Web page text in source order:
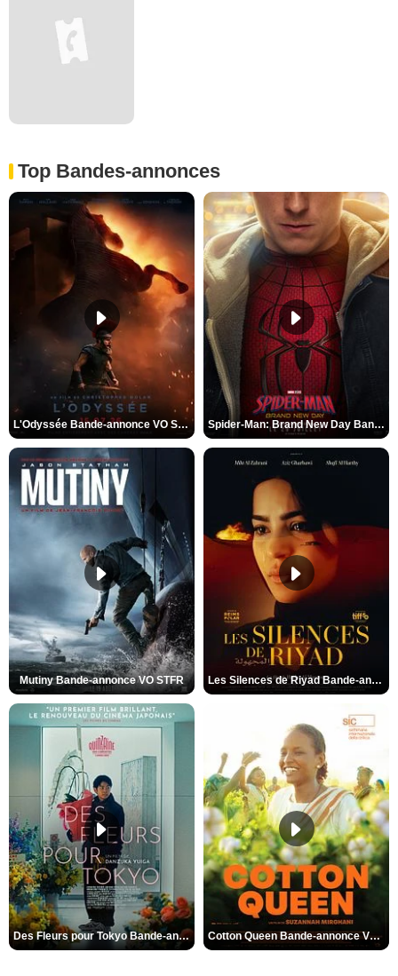
Top Bandes-annonces
L'Odyssée Bande-annonce VO STFR Spider-Man: Brand New Day Bande-annonce VO STFR
Mutiny Bande-annonce VO STFR Les Silences de Riyad Bande-annonce VO STFR
Des Fleurs pour Tokyo Bande-annonce VO STFR Cotton Queen Bande-annonce VO STFR